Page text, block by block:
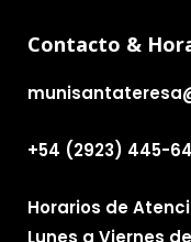
Contacto &
+54 (2923) 445-
Horarios de
Lunes a Viernes